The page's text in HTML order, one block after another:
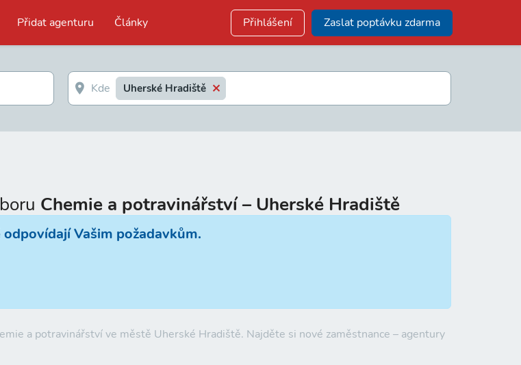
Přidat agenturu Články Přihlášení Zaslat poptávku zdarma
Uherské Hradiště
Chemie a potravinářství – Uherské Hradiště
a potravinářství ve městě Uherské Hradiště. Najděte si nové zaměstnance – agentury
Vašim požadavkům.